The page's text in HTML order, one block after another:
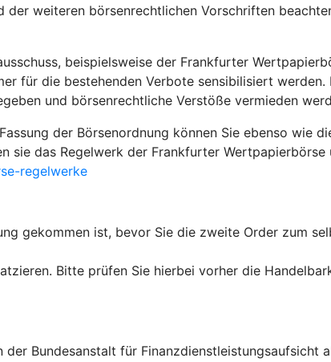
weiteren börsenrechtlichen Vorschriften
beispielsweise der Frankfurter
für die bestehenden Verbote sensibilisiert
und börsenrechtliche Verstöße vermieden
der Börsenordnung können Sie ebenso wie
sie das Regelwerk der Frankfurter Wertpapierbörse
regelwerke
gekommen ist, bevor Sie die zweite Order zum
Bitte prüfen Sie hierbei vorher die
Bundesanstalt für Finanzdienstleistungsaufsicht